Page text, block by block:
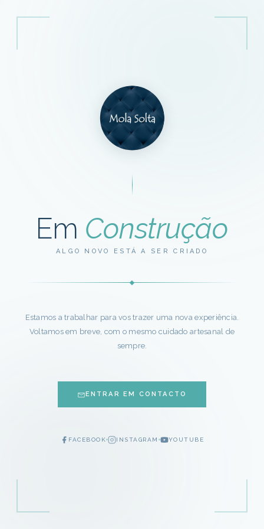
Em Construção
ALGO NOVO ESTÁ A SER CRIADO
Estamos a trabalhar para vos trazer uma nova experiência.
Voltamos em breve, com o mesmo cuidado artesanal de
sempre.
ENTRAR EM CONTACTO
FACEBOOK INSTAGRAM YOUTUBE